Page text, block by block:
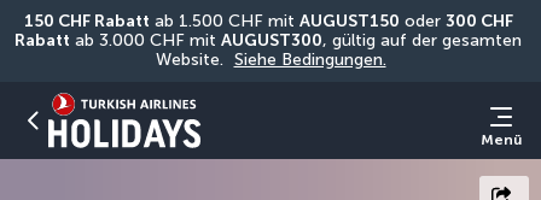
150 CHF Rabatt ab 1.500 CHF mit AUGUST150 oder 300 CHF
Rabatt ab 3.000 CHF mit AUGUST300, gültig auf der gesamten
Website. Siehe Bedingungen.
Menü